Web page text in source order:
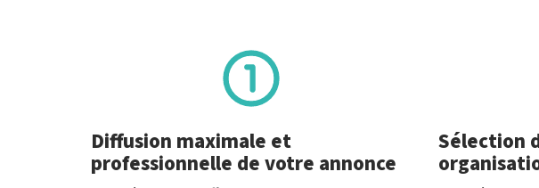
Diffusion maximale et
professionnelle de votre annonce
Sélection